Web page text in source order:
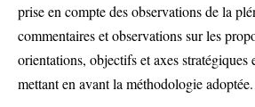
prise en compte des observations de la
commentaires et observations sur les
orientations, objectifs et axes stratégiques
mettant en avant la méthodologie adoptée.